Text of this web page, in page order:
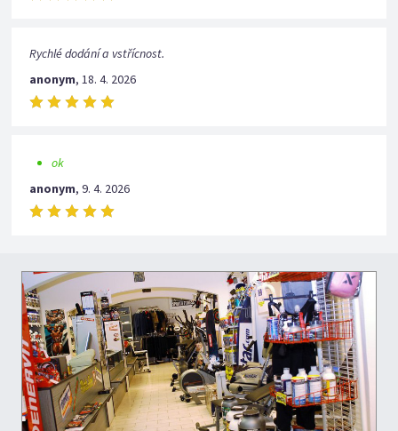
Rychlé dodání a vstřícnost.
anonym,18. 4. 2026
ok
anonym,9. 4. 2026